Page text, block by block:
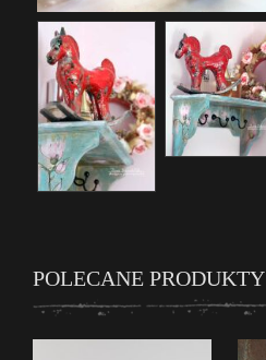
POLECANE PRODUKTY